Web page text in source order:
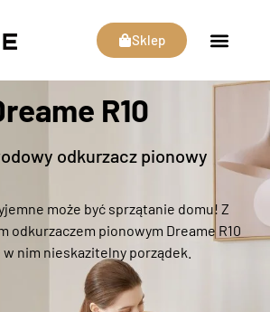
Sklep
R10
odkurzacz pionowy
może być sprzątanie domu! Z
odkurzaczem pionowym Dreame R10
nim nieskazitelny porządek.